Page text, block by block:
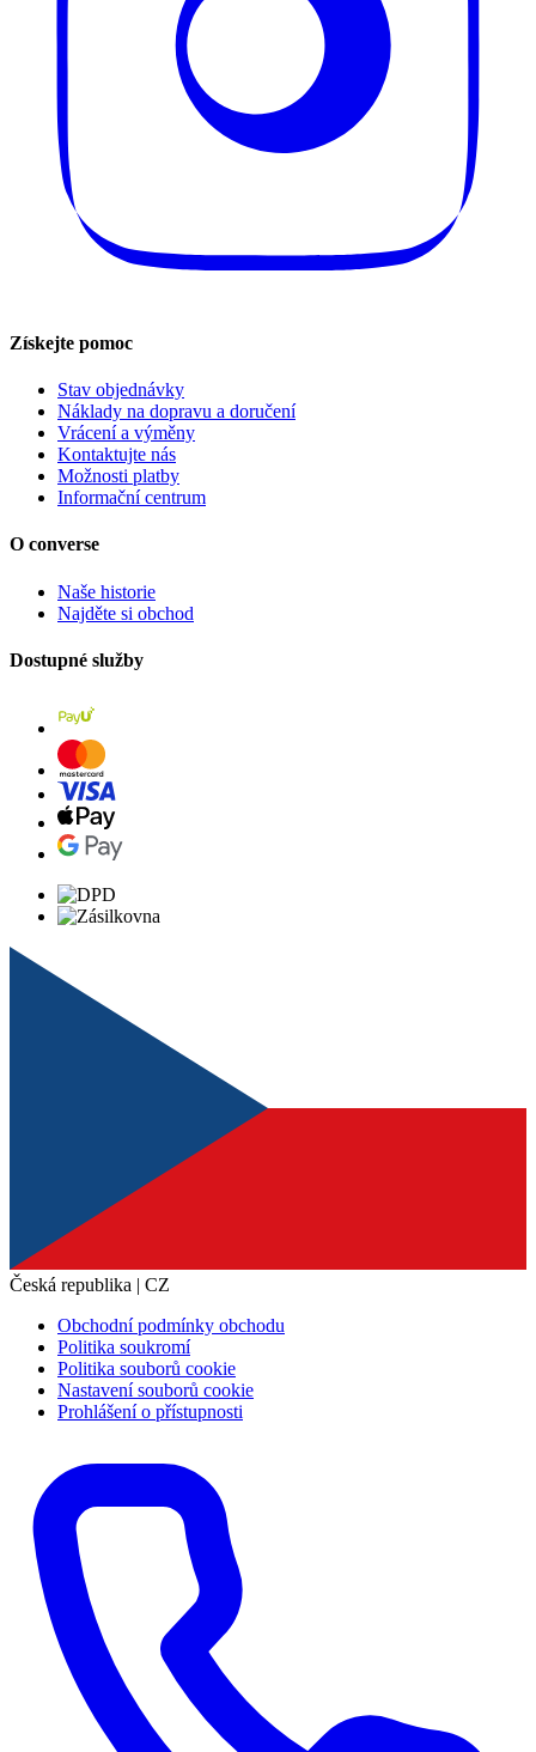
Získejte pomoc
Stav objednávky
Náklady na dopravu a doručení
Vrácení a výměny
Kontaktujte nás
Možnosti platby
Informační centrum
O converse
Naše historie
Najděte si obchod
Dostupné služby
Česká republika | CZ
Obchodní podmínky obchodu
Politika soukromí
Politika souborů cookie
Nastavení souborů cookie
Prohlášení o přístupnosti